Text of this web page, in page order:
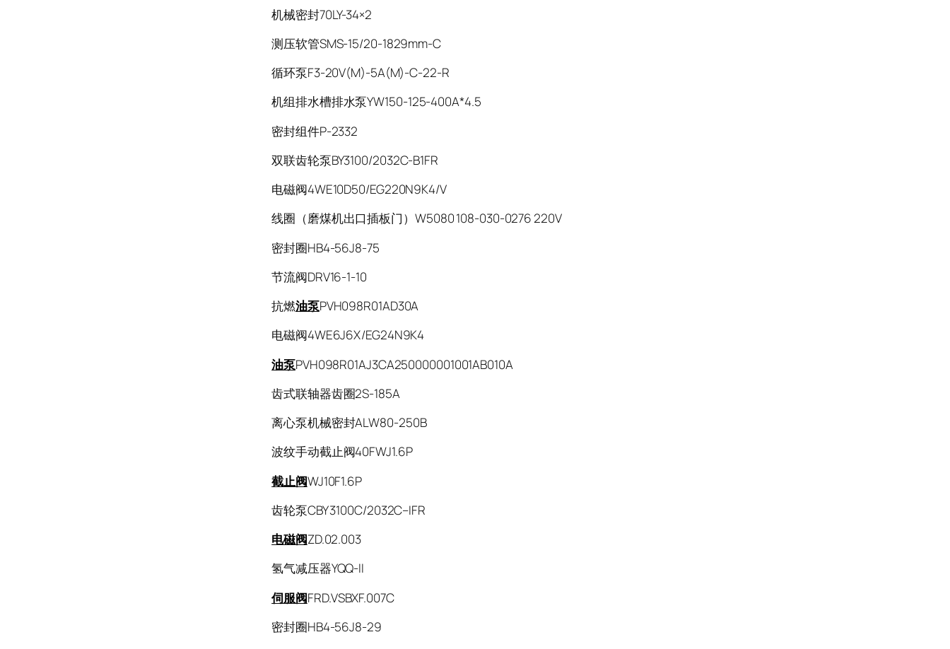
机械密封70LY-34×2
测压软管SMS-15/20-1829mm-C
循环泵F3-20V(M)-5A(M)-C-22-R
机组排水槽排水泵YW150-125-400A*4.5
密封组件P-2332
双联齿轮泵BY3100/2032C-B1FR
电磁阀4WE10D50/EG220N9K4/V
线圈（磨煤机出口插板门）W5080 108-030-0276 220V
密封圈HB4-56J8-75
节流阀DRV16-1-10
抗燃油泵PVH098R01AD30A
电磁阀4WE6J6X/EG24N9K4
油泵PVH098R01AJ3CA250000001001AB010A
齿式联轴器齿圈2S-185A
离心泵机械密封ALW80-250B
波纹手动截止阀40FWJ1.6P
截止阀WJ10F1.6P
齿轮泵CBY 3100C/2032C–IFR
电磁阀ZD.02.003
氢气减压器YQQ-II
伺服阀FRD.VSBXF.007C
密封圈HB4-56J8-29